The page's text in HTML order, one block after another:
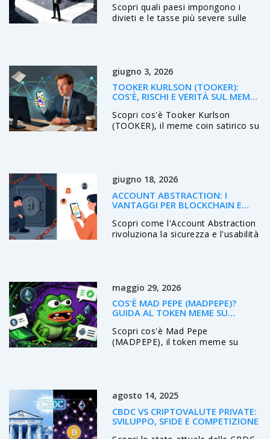
Scopri quali paesi impongono i
divieti e le tasse più severe sulle
giugno 3, 2026
TOOKER KURLSON (TOOKER):
COS'È, RISCHI E VERITÀ SUL MEME
Scopri cos'è Tooker Kurlson
(TOOKER), il meme coin satirico su
giugno 18, 2026
ACCOUNT ABSTRACTION: I
VANTAGGI PER BLOCKCHAIN E
Scopri come l'Account Abstraction
rivoluziona la sicurezza e l'usabilità
maggio 29, 2026
COS'È MAD PEPE (MADPEPE)?
GUIDA AL TOKEN MEME SU
Scopri cos'è Mad Pepe
(MADPEPE), il token meme su
alto rischio.
agosto 14, 2025
CBDC VS CRIPTOVALUTE PRIVATE:
SVILUPPO, SFIDE E COMPETIZIONE